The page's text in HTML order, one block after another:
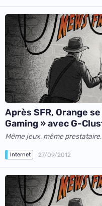
Après SFR, Orange
Gaming » avec G-
Même jeux, même
Internet 27/09/2012